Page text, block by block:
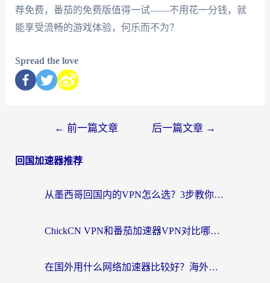
荐免费，番茄的免费版值得一试——不用花一分钱，就
能享受流畅的游戏体验，何乐而不为？
Spread the love
← 前一篇文章 后一篇文章 →
回国加速器推荐
从墨西哥回国内的VPN怎么选？3步教你无缝刷剧、玩国服游戏
ChickCN VPN和番茄加速器VPN对比哪个回国效果更好？海外党亲测后的真实答案
在国外用什么网络加速器比较好？海外党亲测：从痛点到解决方案的全攻略